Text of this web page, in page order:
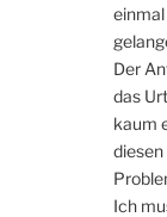
einmal
Der
das
kaum
Ich